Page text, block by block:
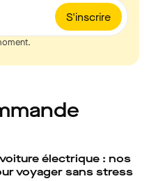
S'inscrire
électrique : nos
voyager sans stress